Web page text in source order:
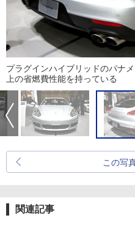
プラグインハイブリッドのパナ
上の省燃費性能を持っている
この写
関連記事